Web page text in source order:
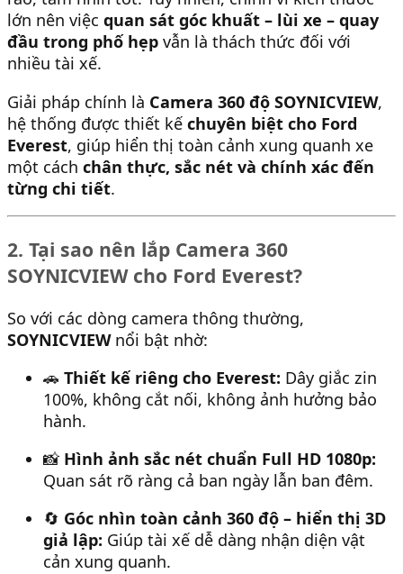
lớn nên việc quan sát góc khuất – lùi xe – quay
đầu trong phố hẹp vẫn là thách thức đối với
nhiều tài xế.
Giải pháp chính là Camera 360 độ SOYNICVIEW,
hệ thống được thiết kế chuyên biệt cho Ford
Everest, giúp hiển thị toàn cảnh xung quanh xe
một cách chân thực, sắc nét và chính xác đến
từng chi tiết.
2. Tại sao nên lắp Camera 360
SOYNICVIEW cho Ford Everest?
So với các dòng camera thông thường,
SOYNICVIEWnổi bật nhờ:
🚗 Thiết kế riêng cho Everest: Dây giắc zin
100%, không cắt nối, không ảnh hưởng bảo
hành.
📸 Hình ảnh sắc nét chuẩn Full HD 1080p:
Quan sát rõ ràng cả ban ngày lẫn ban đêm.
🔄 Góc nhìn toàn cảnh 360 độ – hiển thị 3D
giả lập: Giúp tài xế dễ dàng nhận diện vật
cản xung quanh.